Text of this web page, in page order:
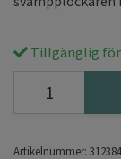
Tillgänglig
Artikelnummer: